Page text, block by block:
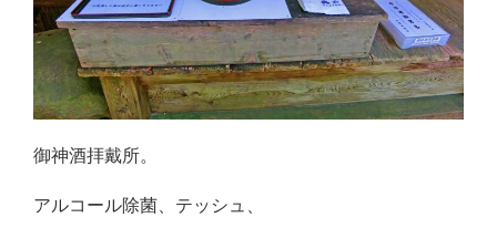
御神酒拝戴所。
アルコール除菌、テッシュ、